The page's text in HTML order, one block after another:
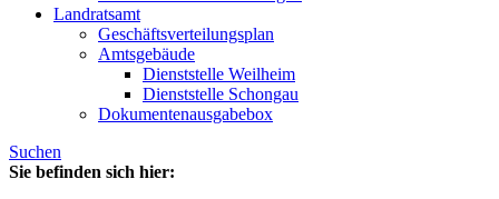
Landratsamt
Geschäftsverteilungsplan
Amtsgebäude
Dienststelle Weilheim
Dienststelle Schongau
Dokumentenausgabebox
Suchen
Sie befinden sich hier: